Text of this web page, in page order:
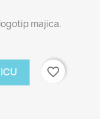
majica.
favorite_border